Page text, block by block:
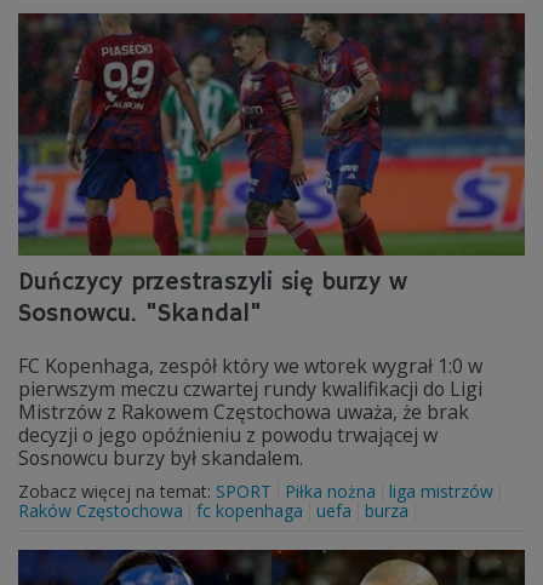
Duńczycy przestraszyli się burzy w
Sosnowcu. "Skandal"
FC Kopenhaga, zespół który we wtorek wygrał 1:0 w
pierwszym meczu czwartej rundy kwalifikacji do Ligi
Mistrzów z Rakowem Częstochowa uważa, że brak
decyzji o jego opóźnieniu z powodu trwającej w
Sosnowcu burzy był skandalem.
Zobacz więcej na temat: SPORT Piłka nożna
liga mistrzów
Raków Częstochowa
fc kopenhaga uefa burza